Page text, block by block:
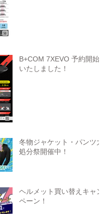
B+COM 7XEVO 予約開始
いたしました！
冬物ジャケット・パンツ大
処分祭開催中！
ヘルメット買い替えキャン
ペーン！